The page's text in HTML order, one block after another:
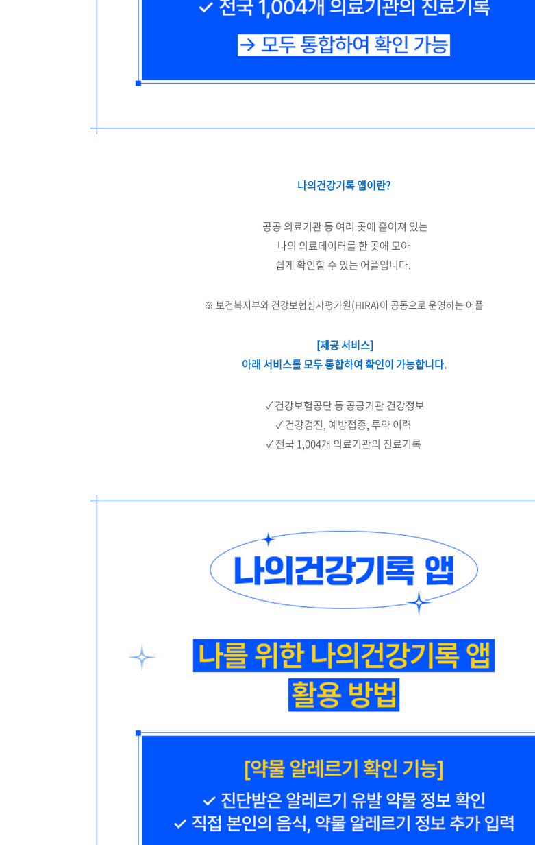
나의건강기록 앱이란?
공공 의료기관 등 여러 곳에 흩어져 있는
나의 의료데이터를 한 곳에 모아
쉽게 확인할 수 있는 어플입니다.
※ 보건복지부와 건강보험심사평가원(HIRA)이 공동으로 운영하는 어플
[제공 서비스]
아래 서비스를 모두 통합하여 확인이 가능합니다.
✓ 건강보험공단 등 공공기관 건강정보
✓ 건강검진, 예방접종, 투약 이력
✓ 전국 1,004개 의료기관의 진료기록